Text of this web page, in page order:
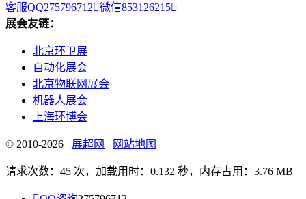
客服QQ275796712微信853126215
展会友链：
北京环卫展
自动化展会
北京物联网展会
机器人展会
上海环博会
© 2010-2026 展超网 网站地图
请求次数：45 次，加载用时：0.132 秒，内存占用：3.76 MB